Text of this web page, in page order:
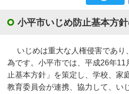
小平市いじめ防止基本方
いじめは重大な人権侵害であり
為です。小平市では、平成26年11
止基本方針」を策定し、学校、家
教育委員会が連携、協力して、い